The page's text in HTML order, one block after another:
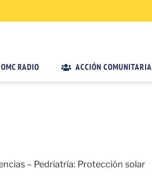
OMC RADIO ACCIÓN COMUNITARIA
– Pedriatría: Protección solar